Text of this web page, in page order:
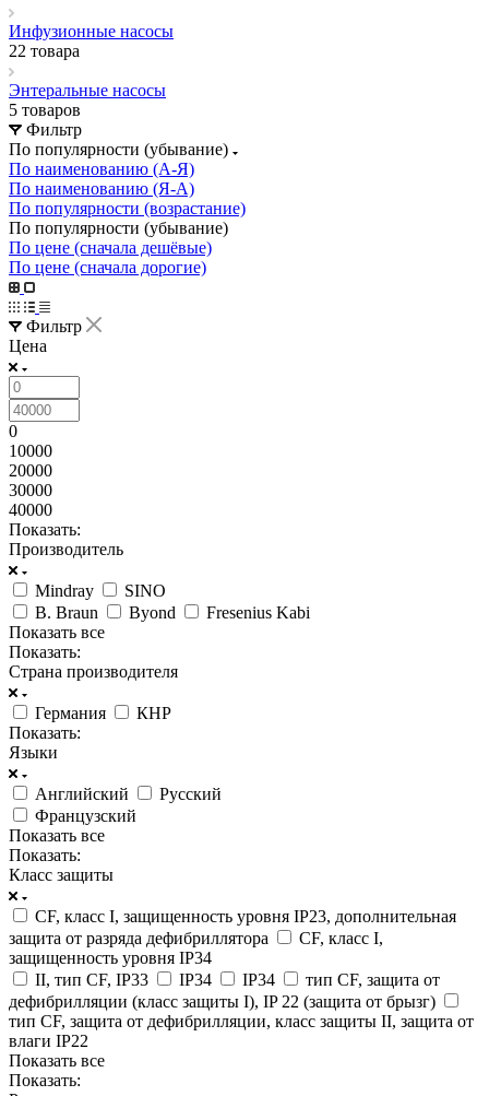
Инфузионные насосы
22 товара
Энтеральные насосы
5 товаров
Фильтр
По популярности (убывание)
По наименованию (А-Я)
По наименованию (Я-А)
По популярности (возрастание)
По популярности (убывание)
По цене (сначала дешёвые)
По цене (сначала дорогие)
Фильтр
Цена
0
10000
20000
30000
40000
Показать:
Производитель
Mindray
SINO
B. Braun
Byond
Fresenius Kabi
Показать все
Показать:
Страна производителя
Германия
КНР
Показать:
Языки
Английский
Русский
Французский
Показать все
Показать:
Класс защиты
CF, класс I, защищенность уровня IP23, дополнительная
защита от разряда дефибриллятора
CF, класс I,
защищенность уровня IP34
II, тип CF, IP33
IP34 IP34
тип CF, защита от
дефибрилляции (класс защиты I), IP 22 (защита от брызг)
тип CF, защита от дефибрилляции, класс защиты II, защита от
влаги IP22
Показать все
Показать: